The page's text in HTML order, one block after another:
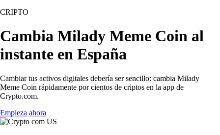
CRIPTO
Cambia Milady Meme Coin al
instante en España
Cambiar tus activos digitales debería ser sencillo: cambia Milady
Meme Coin rápidamente por cientos de criptos en la app de
Crypto.com.
Empieza ahora